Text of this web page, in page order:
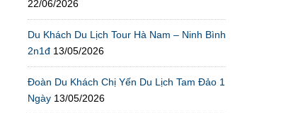
22/06/2026
Du Khách Du Lịch Tour Hà Nam – Ninh Bình
2n1đ 13/05/2026
Đoàn Du Khách Chị Yến Du Lịch Tam Đảo 1
Ngày 13/05/2026